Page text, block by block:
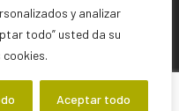
y analizar
todo” usted da su
Aceptar todo